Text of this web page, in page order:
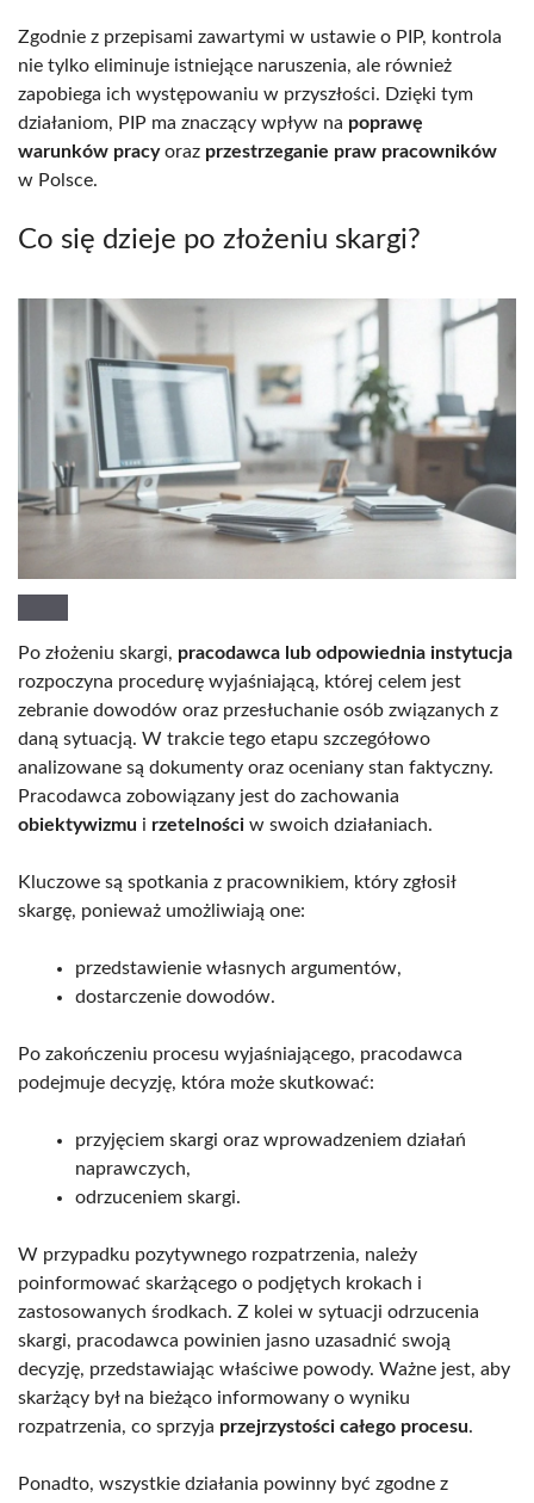
Zgodnie z przepisami zawartymi w ustawie o PIP, kontrola
nie tylko eliminuje istniejące naruszenia, ale również
zapobiega ich występowaniu w przyszłości. Dzięki tym
działaniom, PIP ma znaczący wpływ na poprawę
warunków pracyoraz przestrzeganie praw pracowników
w Polsce.
Co się dzieje po złożeniu skargi?
Po złożeniu skargi, pracodawca lub odpowiednia instytucja
rozpoczyna procedurę wyjaśniającą, której celem jest
zebranie dowodów oraz przesłuchanie osób związanych z
daną sytuacją. W trakcie tego etapu szczegółowo
analizowane są dokumenty oraz oceniany stan faktyczny.
Pracodawca zobowiązany jest do zachowania
obiektywizmu i rzetelności w swoich działaniach.
Kluczowe są spotkania z pracownikiem, który zgłosił
skargę, ponieważ umożliwiają one:
przedstawienie własnych argumentów,
dostarczenie dowodów.
Po zakończeniu procesu wyjaśniającego, pracodawca
podejmuje decyzję, która może skutkować:
przyjęciem skargi oraz wprowadzeniem działań
naprawczych,
odrzuceniem skargi.
W przypadku pozytywnego rozpatrzenia, należy
poinformować skarżącego o podjętych krokach i
zastosowanych środkach. Z kolei w sytuacji odrzucenia
skargi, pracodawca powinien jasno uzasadnić swoją
decyzję, przedstawiając właściwe powody. Ważne jest, aby
skarżący był na bieżąco informowany o wyniku
rozpatrzenia, co sprzyja przejrzystości całego procesu.
Ponadto, wszystkie działania powinny być zgodne z